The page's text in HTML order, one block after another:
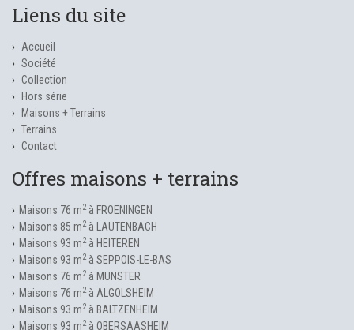
Liens du site
Accueil
Société
Collection
Hors série
Maisons + Terrains
Terrains
Contact
Offres maisons + terrains
Maisons 76 m2à FROENINGEN
Maisons 85 m2à LAUTENBACH
Maisons 93 m2à HEITEREN
Maisons 93 m2à SEPPOIS-LE-BAS
Maisons 76 m2à MUNSTER
Maisons 76 m2à ALGOLSHEIM
Maisons 93 m2à BALTZENHEIM
Maisons 93 m2à OBERSAASHEIM